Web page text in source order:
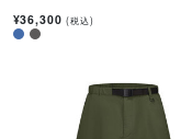
¥36,300(税込)